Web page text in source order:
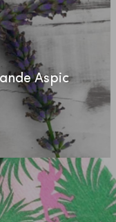
Aspic